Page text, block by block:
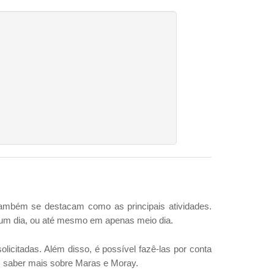
se destacam como as principais atividades.
dia, ou até mesmo em apenas meio dia.
Além disso, é possível fazê-las por conta
mais sobre Maras e Moray.